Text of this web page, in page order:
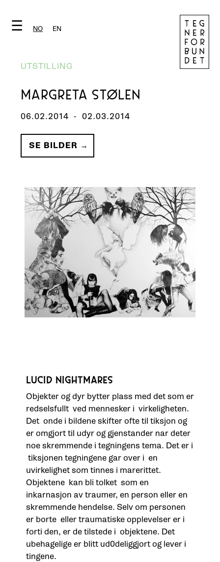
☰ NO EN
UTSTILLING
MARGRETA STØLEN
06.02.2014 - 02.03.2014
SE BILDER →
LUCID NIGHTMARES
Objekter og dyr bytter plass med det som er
redselsfullt ved mennesker i virkeligheten.
Det onde i bildene skifter ofte til tiksjon og
er omgjort til udyr og gjenstander nar deter
noe skremmende i tegningens tema. Det er i
tiksjonen tegningene gar over i en
uvirkelighet som tinnes i marerittet.
Objektene kan bli tolket som en
inkarnasjon av traumer, en person eller en
skremmende hendelse. Selv om personen
er borte eller traumatiske opplevelser er i
forti den, er de tilstede i objektene. Det
ubehagelige er blitt ud0deliggjort og lever i
tingene.